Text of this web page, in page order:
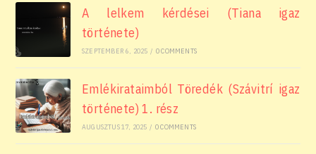
A lelkem kérdései (Tiana igaz
története)
SZEPTEMBER 6, 2025 / 0 COMMENTS
Emlékirataimból Töredék (Szávitrí igaz
története) 1. rész
AUGUSZTUS 17, 2025 / 0 COMMENTS